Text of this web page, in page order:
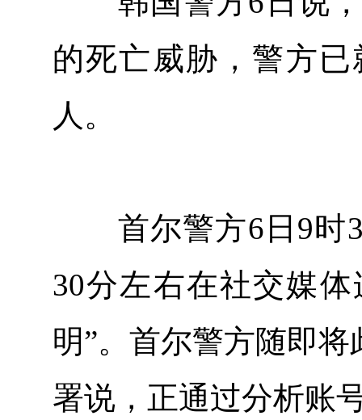
的死亡威胁，警方
人。
首尔警方6日9时
30分左右在社交媒
明”。首尔警方随即
署说，正通过分析账